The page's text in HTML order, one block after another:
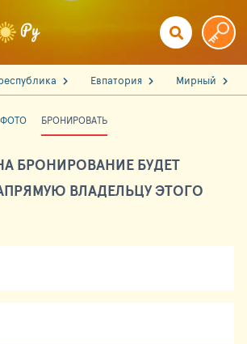
Евпатория Мирный
ФОТО БРОНИРОВАТЬ
БРОНИРОВАНИЕ БУДЕТ
ВЛАДЕЛЬЦУ ЭТОГО